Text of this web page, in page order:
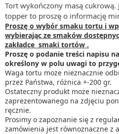
Tort wykończony masą cukrową.
topper to proszę o informację
Proszę o wybór smaku tortu i
wybierając ze smaków
zakładce smaki tortów .
Proszę o podanie treści napisu
określony w polu uwagi to
Waga tortu może nieznacznie
przez Państwa, różnica +-200 gr.
Ostateczny produkt może
zaprezentowanego na zdjęciu
ręcznie.
Prosimy o zapoznanie się z
zamówienia jest równoznaczne z